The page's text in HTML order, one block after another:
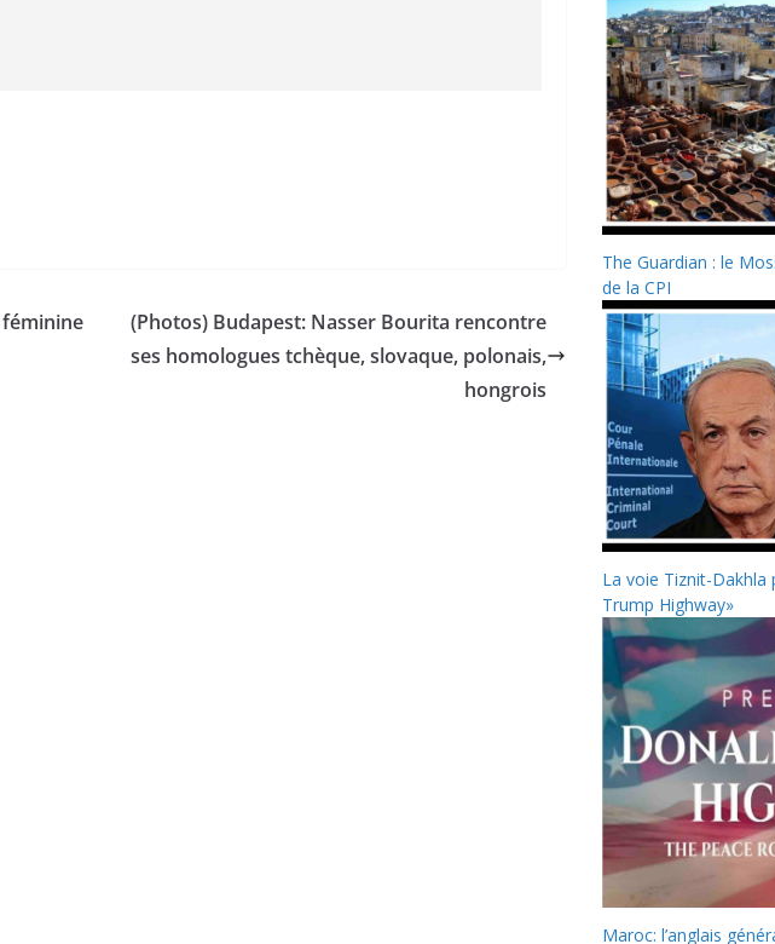
(Photos) Budapest: Nasser Bourita rencontre
ses homologues tchèque, slovaque, polonais,
hongrois
The Guardian : le
de la CPI
La voie Tiznit-Dakhla
Trump Highway»
Maroc: l’anglais